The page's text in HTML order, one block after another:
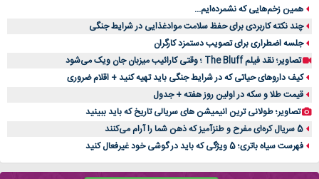
همین زخم‌هایی که نشمرده‌ایم...
چند نکته کاربردی برای حفظ سلامت موادغذایی در شرایط جنگی
جلسه اضطراری برای تصویب دستمزد کارگران
تصاویر؛ نقد فیلم The Bluff ؛ وقتی کارائیب میزبان جان ویک می‌شود
کیف داروهای حیاتی که در شرایط جنگی باید تهیه کنید + اقلام ضروری
قیمت طلا و سکه در اولین روز هفته + جدول
تصاویر؛ طولانی ترین انیمیشن های سریالی تاریخ که باید ببینید
5 سریال کره‌ای مفرح و طنزآمیز که ذهن شما را آرام می‌کنند
فهرست سیاه باتری؛ 5 ویژگی که باید در گوشی خود غیرفعال کنید